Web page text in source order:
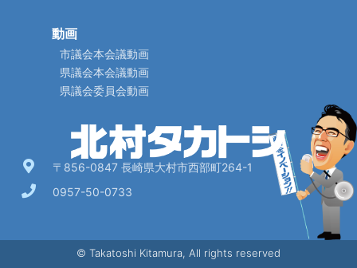
動画
市議会本会議動画
県議会本会議動画
県議会委員会動画
〒856-0847 長崎県大村市西部町264-1
0957-50-0733
© Takatoshi Kitamura, All rights reserved